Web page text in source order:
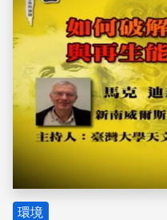
環境